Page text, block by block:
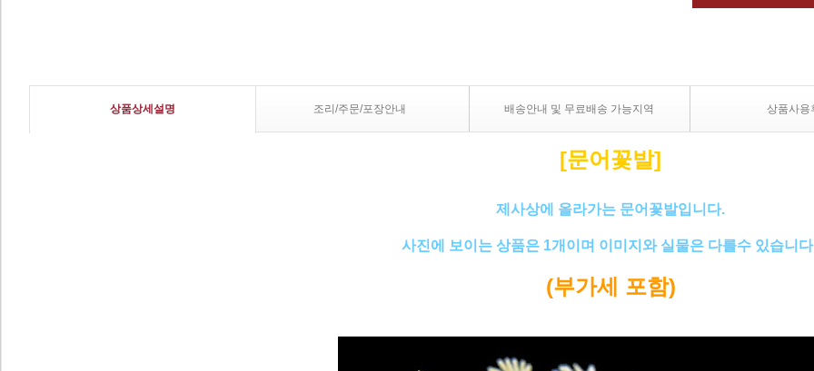
상품상세설명 조리/주문/포장안내 배송안내 및 무료배송 가능지역 상품사용
[문어꽃발]
제사상에 올라가는 문어꽃발입니다.
사진에 보이는 상품은 1개이며 이미지와 실물은 다를수 있습니
(부가세 포함)